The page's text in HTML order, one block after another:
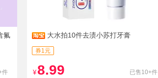
氟
件
大水拍10件去渍小苏打牙膏
券1元
¥ 8.99 已售10+件